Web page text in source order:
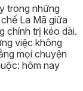
trong những
La Mã giữa
chính trị kéo dài.
việc không
mọi chuyện
hôm nay